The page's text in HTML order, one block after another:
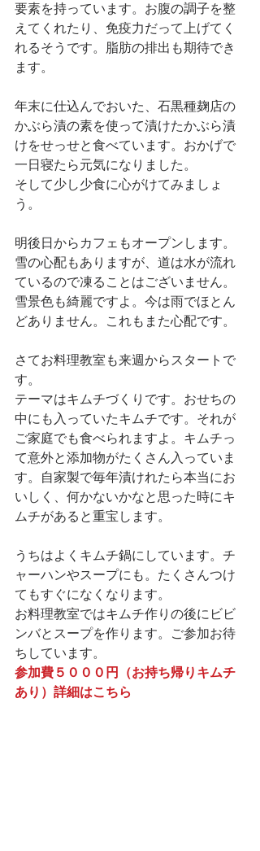
要素を持っています。お腹の調子を整
えてくれたり、免疫力だって上げてく
れるそうです。脂肪の排出も期待でき
ます。
年末に仕込んでおいた、石黒種麹店の
かぶら漬の素を使って漬けたかぶら漬
けをせっせと食べています。おかげで
一日寝たら元気になりました。
そして少し少食に心がけてみましょ
う。
明後日からカフェもオープンします。
雪の心配もありますが、道は水が流れ
ているので凍ることはございません。
雪景色も綺麗ですよ。今は雨でほとん
どありません。これもまた心配です。
さてお料理教室も来週からスタートで
す。
テーマはキムチづくりです。おせちの
中にも入っていたキムチです。それが
ご家庭でも食べられますよ。キムチっ
て意外と添加物がたくさん入っていま
す。自家製で毎年漬けれたら本当にお
いしく、何かないかなと思った時にキ
ムチがあると重宝します。
うちはよくキムチ鍋にしています。チ
ャーハンやスープにも。たくさんつけ
てもすぐになくなります。
お料理教室ではキムチ作りの後にビビ
ンバとスープを作ります。ご参加お待
ちしています。
参加費５０００円（お持ち帰りキムチ
あり） 詳細はこちら